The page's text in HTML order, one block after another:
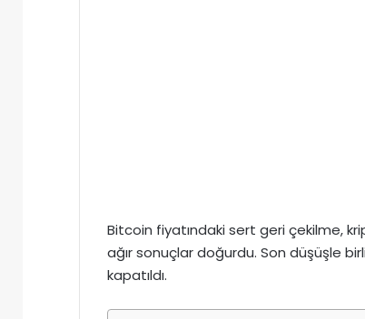
Bitcoin fiyatındaki sert geri çekilme,
ağır sonuçlar doğurdu. Son düşüşle
kapatıldı.